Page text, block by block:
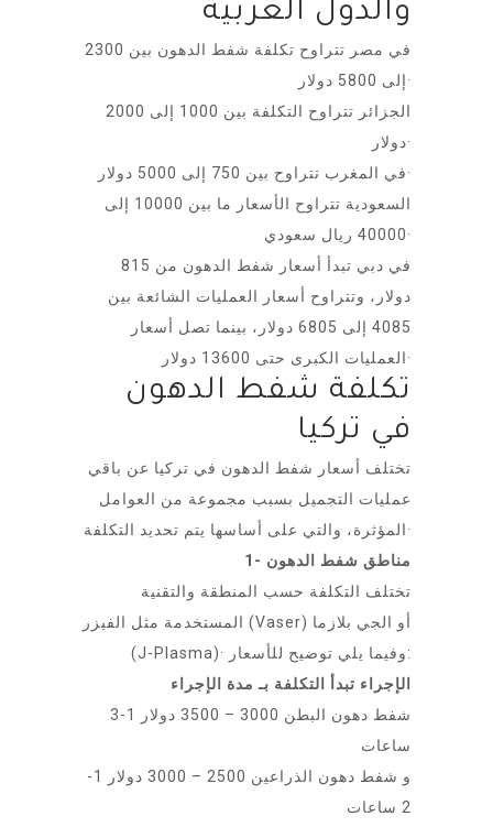
والدول العربية
في مصر تتراوح تكلفة شفط الدهون بين 2300
إلى 5800 دولار·
الجزائر تتراوح التكلفة بين 1000 إلى 2000
دولار·
في المغرب تتراوح بين 750 إلى 5000 دولار·
السعودية تتراوح الأسعار ما بين 10000 إلى
40000 ريال سعودي·
في دبي تبدأ أسعار شفط الدهون من 815
دولار، وتتراوح أسعار العمليات الشائعة بين
4085 إلى 6805 دولار، بينما تصل أسعار
العمليات الكبرى حتى 13600 دولار·
تكلفة شفط الدهون
في تركيا
تختلف أسعار شفط الدهون في تركيا عن باقي
عمليات التجميل بسبب مجموعة من العوامل
المؤثرة، والتي على أساسها يتم تحديد التكلفة·
1- مناطق شفط الدهون
تختلف التكلفة حسب المنطقة والتقنية
المستخدمة مثل الفيزر (Vaser) أو الجي بلازما
(J-Plasma)· وفيما يلي توضيح للأسعار:
الإجراء تبدأ التكلفة بـ مدة الإجراء
شفط دهون البطن 3000 – 3500 دولار 1-3
ساعات
و شفط دهون الذراعين 2500 – 3000 دولار 1-
2 ساعات